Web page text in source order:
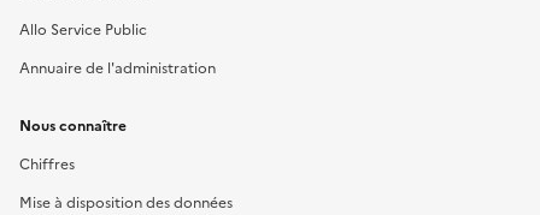
Allo Service Public
Annuaire de l'administration
Nous connaître
Chiffres
Mise à disposition des données